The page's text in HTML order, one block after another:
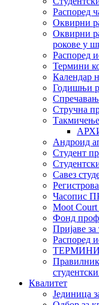
Распоред
Оквирни
Оквирни
рокове у
Распоред
Термини
Календар
Годишњи
Стручна
Андроид
Студент
Савез
Часопис
Moot
Фонд
Пријаве за
Распоред
Квалитет
Јединица